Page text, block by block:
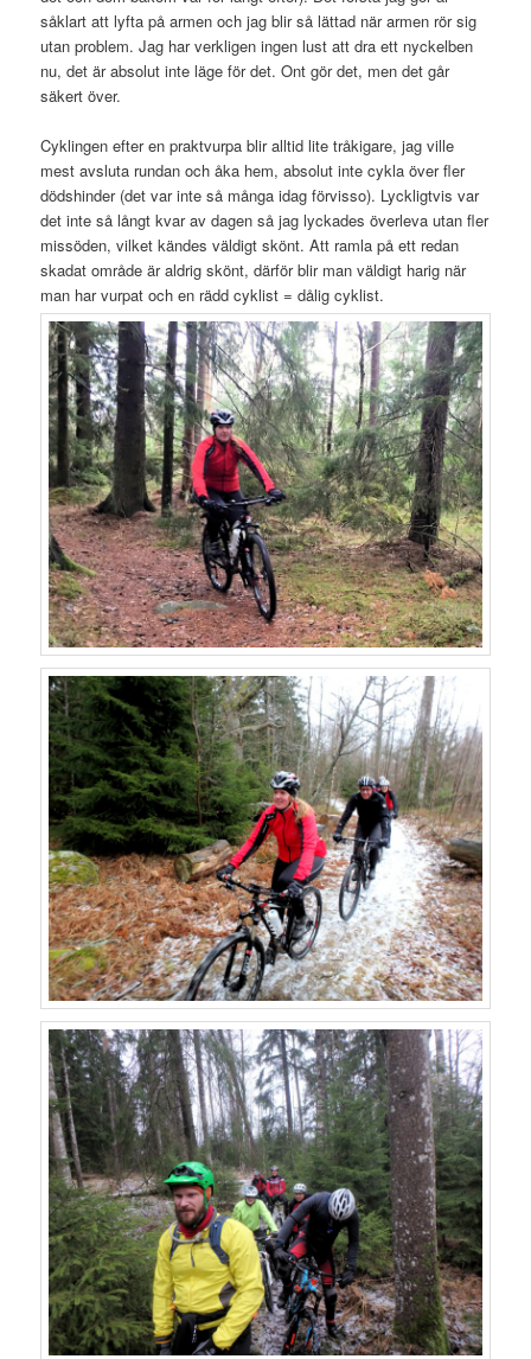
såklart att lyfta på armen och jag blir så lättad när armen rör sig
utan problem. Jag har verkligen ingen lust att dra ett nyckelben
nu, det är absolut inte läge för det. Ont gör det, men det går
säkert över.
Cyklingen efter en praktvurpa blir alltid lite tråkigare, jag ville
mest avsluta rundan och åka hem, absolut inte cykla över fler
dödshinder (det var inte så många idag förvisso). Lyckligtvis var
det inte så långt kvar av dagen så jag lyckades överleva utan fler
missöden, vilket kändes väldigt skönt. Att ramla på ett redan
skadat område är aldrig skönt, därför blir man väldigt harig när
man har vurpat och en rädd cyklist = dålig cyklist.